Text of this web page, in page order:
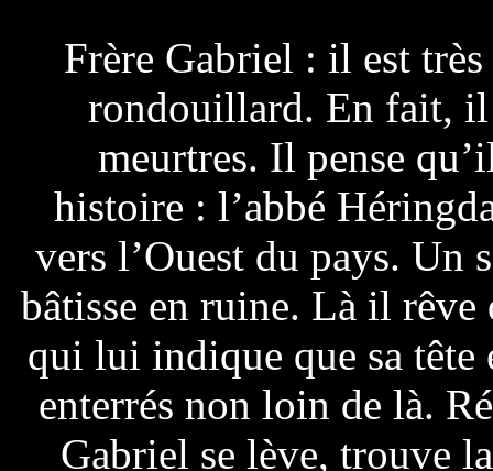
Frère Gabriel : il est
rondouillard. En fait, il
meurtres. Il pense
histoire : l’abbé
vers l’Ouest du pays. Un
bâtisse en ruine. Là il
qui lui indique que sa tête
enterrés non loin de là.
Gabriel se lève, trouve